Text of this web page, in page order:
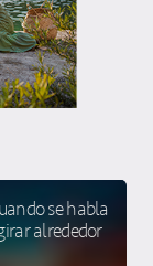
se habla
alrededor